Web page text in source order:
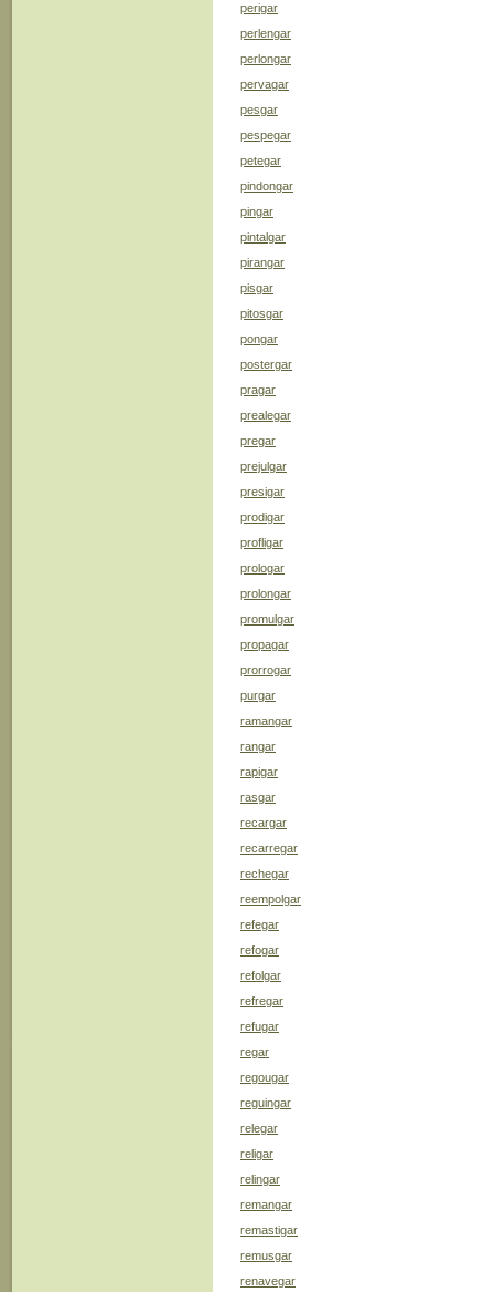
perigar
perlengar
perlongar
pervagar
pesgar
pespegar
petegar
pindongar
pingar
pintalgar
pirangar
pisgar
pitosgar
pongar
postergar
pragar
prealegar
pregar
prejulgar
presigar
prodigar
profligar
prologar
prolongar
promulgar
propagar
prorrogar
purgar
ramangar
rangar
rapigar
rasgar
recargar
recarregar
rechegar
reempolgar
refegar
refogar
refolgar
refregar
refugar
regar
regougar
reguingar
relegar
religar
relingar
remangar
remastigar
remusgar
renavegar